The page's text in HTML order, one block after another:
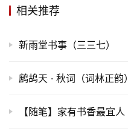
相关推荐
新雨堂书事（三三七）
鹧鸪天 · 秋词（词林正韵）
【随笔】家有书香最宜人